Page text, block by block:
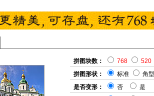
拼图块数： 768
520
拼图形状：
标准
角型
是否变形：
否
是